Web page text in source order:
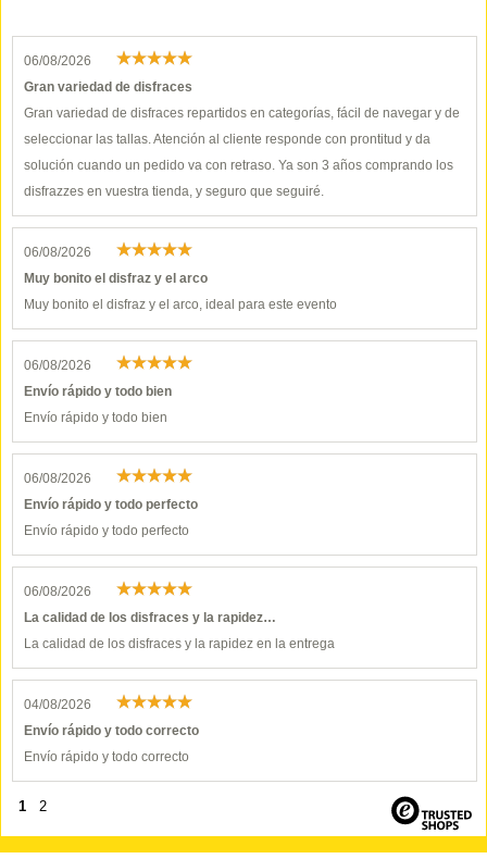
06/08/2026
Gran variedad de disfraces
Gran variedad de disfraces repartidos en categorías, fácil de navegar y de
seleccionar las tallas. Atención al cliente responde con prontitud y da
solución cuando un pedido va con retraso. Ya son 3 años comprando los
disfrazzes en vuestra tienda, y seguro que seguiré.
06/08/2026
Muy bonito el disfraz y el arco
Muy bonito el disfraz y el arco, ideal para este evento
06/08/2026
Envío rápido y todo bien
Envío rápido y todo bien
06/08/2026
Envío rápido y todo perfecto
Envío rápido y todo perfecto
06/08/2026
La calidad de los disfraces y la rapidez…
La calidad de los disfraces y la rapidez en la entrega
04/08/2026
Envío rápido y todo correcto
Envío rápido y todo correcto
1 2